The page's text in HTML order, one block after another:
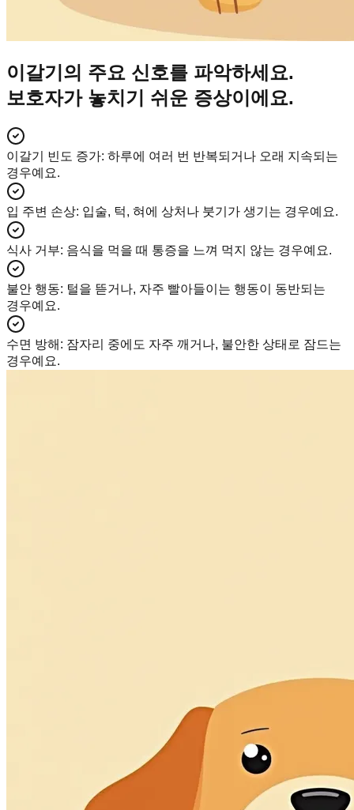
이갈기의 주요 신호를 파악하세요.
보호자가 놓치기 쉬운 증상이에요.
이갈기 빈도 증가: 하루에 여러 번 반복되거나 오래 지속되는
경우예요.
입 주변 손상: 입술, 턱, 혀에 상처나 붓기가 생기는 경우예요.
식사 거부: 음식을 먹을 때 통증을 느껴 먹지 않는 경우예요.
불안 행동: 털을 뜯거나, 자주 빨아들이는 행동이 동반되는
경우예요.
수면 방해 : 잠자리 중에도 자주 깨거나, 불안한 상태로 잠드는
경우예요.